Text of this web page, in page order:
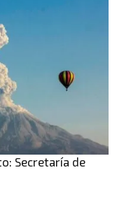
Secretaría de